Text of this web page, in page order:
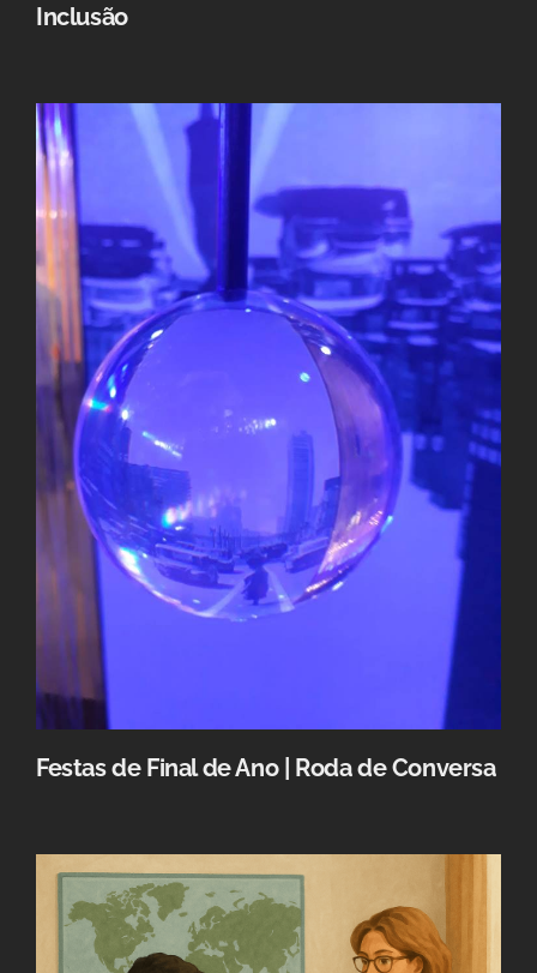
Inclusão
Festas de Final de Ano | Roda de Conversa